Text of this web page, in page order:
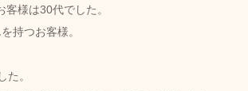
様は30代でした。
持つお客様。
。